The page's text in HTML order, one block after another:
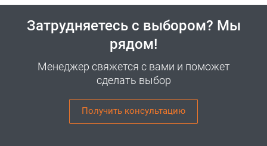
Затрудняетесь с выбором? Мы
рядом!
Менеджер свяжется с вами и поможет
сделать выбор
Получить консультацию